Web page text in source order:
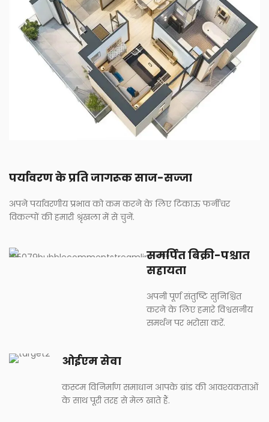
पर्यावरण के प्रति जागरूक साज-सज्जा
अपने पर्यावरणीय प्रभाव को कम करने के लिए टिकाऊ फर्नीचर
विकल्पों की हमारी श्रृंखला में से चुनें.
समर्पित बिक्री-पश्चात
सहायता
अपनी पूर्ण संतुष्टि सुनिश्चित
करने के लिए हमारे विश्वसनीय
समर्थन पर भरोसा करें.
ओईएम सेवा
कस्टम विनिर्माण समाधान आपके ब्रांड की आवश्यकताओं
के साथ पूरी तरह से मेल खाते हैं.